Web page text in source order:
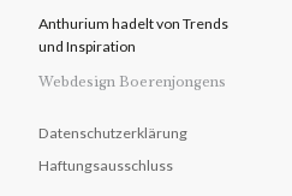
Anthurium hadelt von Trends
und Inspiration
Webdesign Boerenjongens
Datenschutzerklärung
Haftungsausschluss